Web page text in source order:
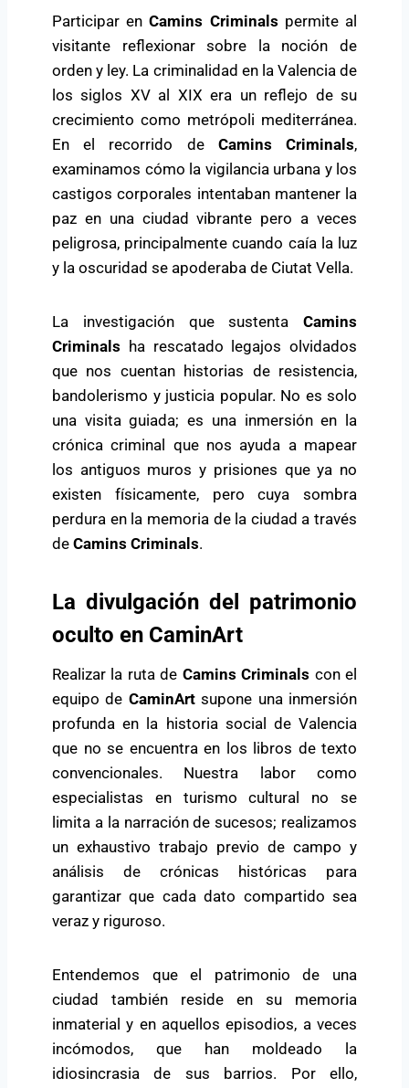
Participar enCamins Criminals permite al
visitante reflexionar sobre la noción de
orden y ley. La criminalidad en la Valencia de
los siglos XV al XIX era un reflejo de su
crecimiento como metrópoli mediterránea.
En el recorrido de Camins Criminals,
examinamos cómo la vigilancia urbana y los
castigos corporales intentaban mantener la
paz en una ciudad vibrante pero a veces
peligrosa, principalmente cuando caía la luz
y la oscuridad se apoderaba de Ciutat Vella.
La investigación que sustenta Camins
Criminals ha rescatado legajos olvidados
que nos cuentan historias de resistencia,
bandolerismo y justicia popular. No es solo
una visita guiada; es una inmersión en la
crónica criminal que nos ayuda a mapear
los antiguos muros y prisiones que ya no
existen físicamente, pero cuya sombra
perdura en la memoria de la ciudad a través
de Camins Criminals.
La divulgación del patrimonio
oculto en CaminArt
Realizar la ruta de Camins Criminals con el
equipo de CaminArtsupone una inmersión
profunda en la historia social de Valencia
que no se encuentra en los libros de texto
convencionales. Nuestra labor como
especialistas en turismo cultural no se
limita a la narración de sucesos; realizamos
un exhaustivo trabajo previo de campo y
análisis de crónicas históricas para
garantizar que cada dato compartido sea
veraz y riguroso.
Entendemos que el patrimonio de una
ciudad también reside en su memoria
inmaterial y en aquellos episodios, a veces
incómodos, que han moldeado la
idiosincrasia de sus barrios. Por ello,